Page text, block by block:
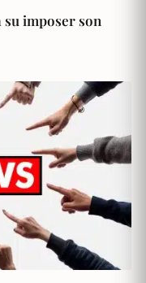
imposer son